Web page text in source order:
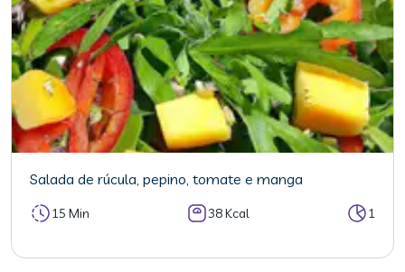
Salada de rúcula, pepino, tomate e manga
15 Min 38 Kcal 1